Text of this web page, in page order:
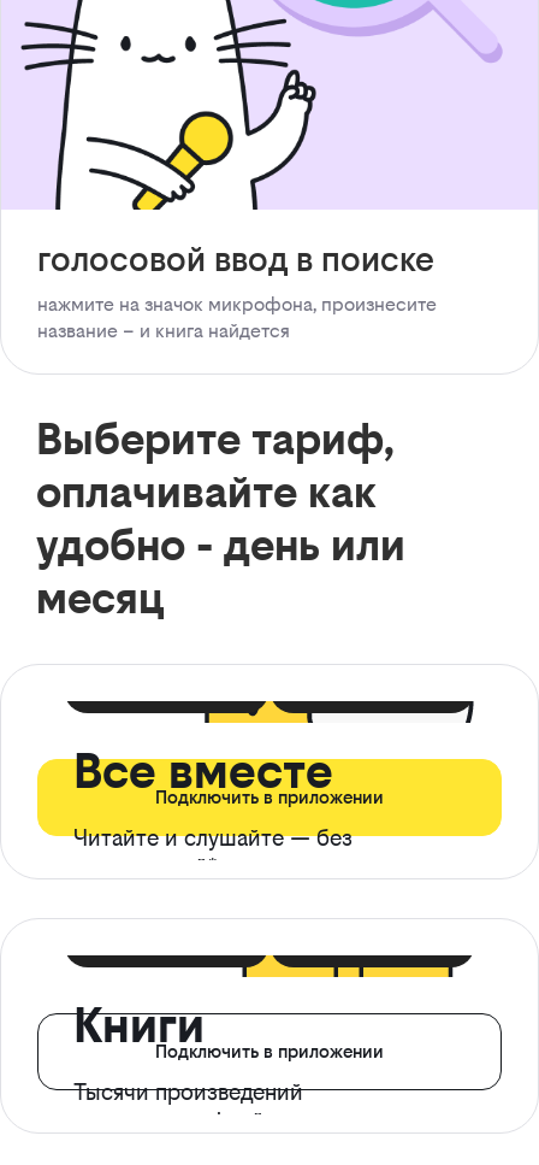
голосовой ввод в поиске
нажмите на значок микрофона, произнесите
название – и книга найдется
Выберите тариф,
оплачивайте как
удобно - день или
месяц
Все вместе
Читайте и слушайте — без
ограничений*
Подключить в приложении
Книги
Тысячи произведений
с доступом офлайн
Подключить в приложении